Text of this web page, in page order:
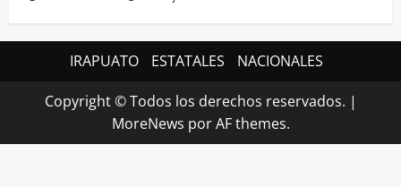
IRAPUATO ESTATALES NACIONALES
Copyright © Todos los derechos reservados. |
MoreNews por AF themes.